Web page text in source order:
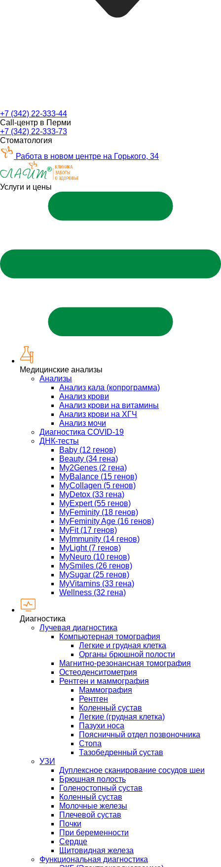
+7 (342) 22-333-44
Call-центр в Перми
+7 (342) 22-333-73
Стоматология
Работа в новом центре на Горького, 34
Услуги и цены
Медицинские анализы
Анализы
Анализ кала (копрограмма)
Анализ крови
Анализ крови на витамины
Анализ крови на ХГЧ
Анализ мочи
Диагностика COVID-19
ДНК-тесты
Baby (12 генов)
Beauty (34 гена)
My2Genes (2 гена)
MyBalance (15 генов)
MyCollagen (5 генов)
MyDetox (33 гена)
MyExpert (55 генов)
MyFeminity (18 генов)
MyFeminity Age (16 генов)
MyFit (17 генов)
MyImmunity (14 генов)
MyLight (7 генов)
MyNeuro (10 генов)
MySmiles (26 генов)
MySugar (25 генов)
MyVitamins (33 гена)
Wellness (32 гена)
Диагностика
Лучевая диагностика
Компьютерная томография
Легкие и грудная клетка
Органы брюшной полости
Магнитно-резонансная томография
Остеоденситометрия
Рентген и маммография
Маммография
Рентген
Коленный сустав
Легкие (грудная клетка)
Пазухи носа
Поясничный отдел позвоночника
Стопа
Тазобедренный сустав
УЗИ
Дуплексное сканирование сосудов шеи
Брюшная полость
Голеностопный сустав
Коленный сустав
Молочные железы
Плечевой сустав
Почки
При беременности
Сердце
Щитовидная железа
Функциональная диагностика